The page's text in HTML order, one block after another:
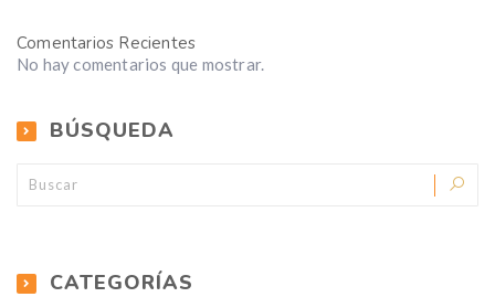
Comentarios Recientes
No hay comentarios que mostrar.
BÚSQUEDA
CATEGORÍAS